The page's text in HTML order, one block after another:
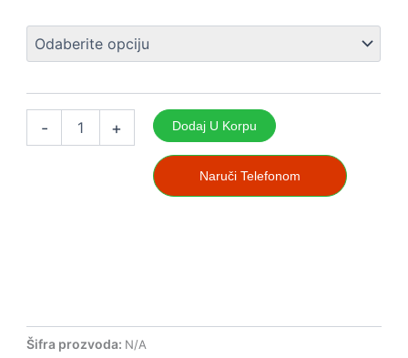
-
za
pse
Karlie
+ Dodaj U Korpu
Naruči Telefonom
Šifra prozvoda: N/A